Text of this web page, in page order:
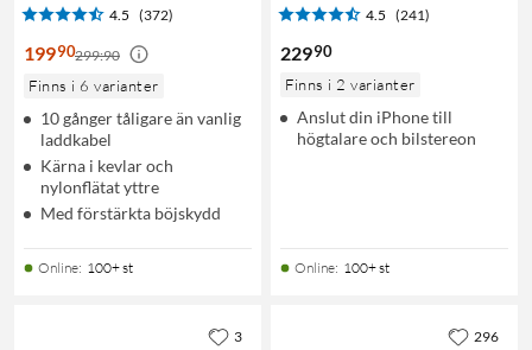
4.5 (372)
19990299:90
Finns i 6 varianter
10 gånger tåligare än vanlig
laddkabel
Kärna i kevlar och
nylonflätat yttre
Med förstärkta böjskydd
Online: 100+ st
4.5 (241)
22990
Finns i 2 varianter
Anslut din iPhone till
högtalare och bilstereon
Online: 100+ st
3 296